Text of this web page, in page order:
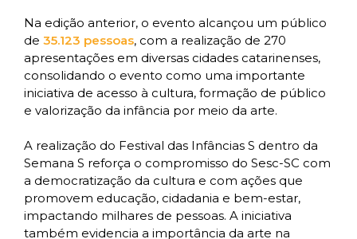
Na edição anterior, o evento alcançou um público
de 35.123 pessoas, com a realização de 270
apresentações em diversas cidades catarinenses,
consolidando o evento como uma importante
iniciativa de acesso à cultura, formação de público
e valorização da infância por meio da arte.
A realização do Festival das Infâncias S dentro da
Semana S reforça o compromisso do Sesc-SC com
a democratização da cultura e com ações que
promovem educação, cidadania e bem-estar,
impactando milhares de pessoas. A iniciativa
também evidencia a importância da arte na